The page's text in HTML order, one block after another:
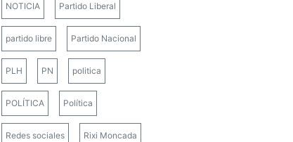
NOTICIA Partido Liberal
partido libre Partido Nacional
PLH PN politica
POLÍTICA Política
Redes sociales Rixi Moncada